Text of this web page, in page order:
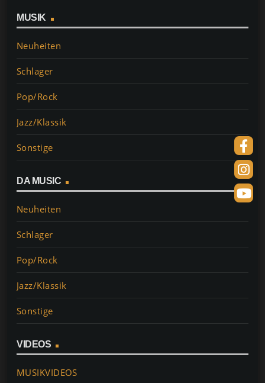
MUSIK
Neuheiten
Schlager
Pop/Rock
Jazz/Klassik
Sonstige
DA MUSIC
Neuheiten
Schlager
Pop/Rock
Jazz/Klassik
Sonstige
VIDEOS
MUSIKVIDEOS